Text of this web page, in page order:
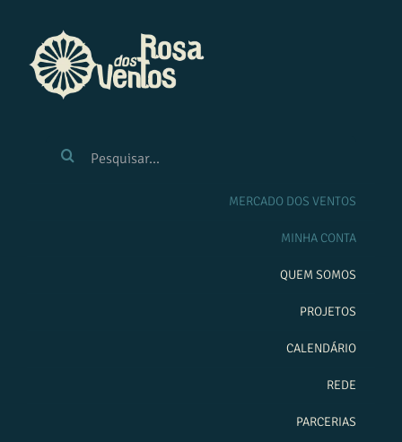
conteúdo
RESULTADOS
MERCADO DOS VENTOS
MINHA CONTA
QUEM SOMOS
PROJETOS
CALENDÁRIO
REDE
PARCERIAS